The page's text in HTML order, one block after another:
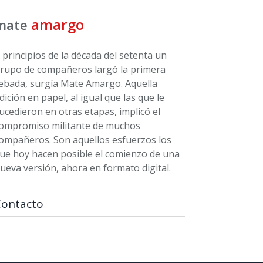
amargo
principios de la década del setenta un
de compañeros largó la primera
surgía Mate Amargo. Aquella
en papel, al igual que las que le
en otras etapas, implicó el
militante de muchos
Son aquellos esfuerzos los
hoy hacen posible el comienzo de una
versión, ahora en formato digital.